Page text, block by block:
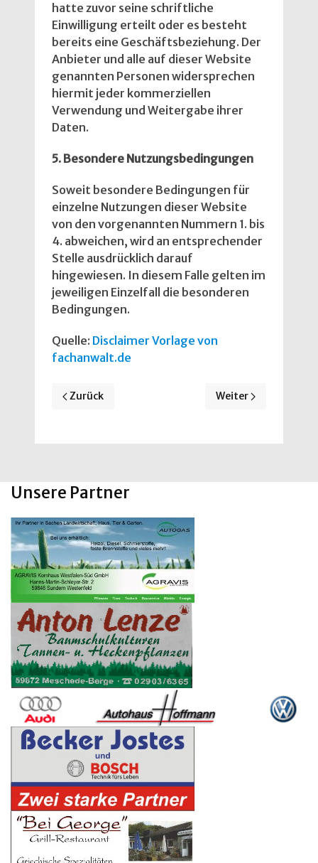
hatte zuvor seine schriftliche
Einwilligung erteilt oder es besteht
bereits eine Geschäftsbeziehung. Der
Anbieter und alle auf dieser Website
genannten Personen widersprechen
hiermit jeder kommerziellen
Verwendung und Weitergabe ihrer
Daten.
5. Besondere Nutzungsbedingungen
Soweit besondere Bedingungen für
einzelne Nutzungen dieser Website
von den vorgenannten Nummern 1. bis
4. abweichen, wird an entsprechender
Stelle ausdrücklich darauf
hingewiesen. In diesem Falle gelten im
jeweiligen Einzelfall die besonderen
Bedingungen.
Quelle: Disclaimer Vorlage von
fachanwalt.de
Vorheriger Beitrag: Sportversicherung
Zurück Nächster Beitrag:
Weiter
Unsere Partner